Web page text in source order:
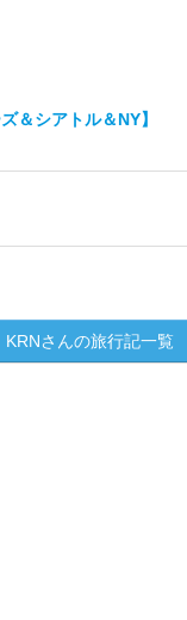
＆シアトル＆NY】
KRNさんの旅行記一覧